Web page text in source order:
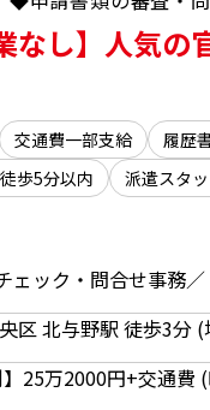
なし】人気
交通費一部支給 履歴
歩5分以内 派遣スタ